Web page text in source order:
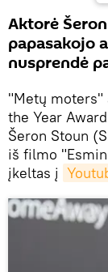
Aktorė
papasakojo
nusprendė
"Metų moters"
the Year
Šeron Stoun
iš filmo
įkeltas į